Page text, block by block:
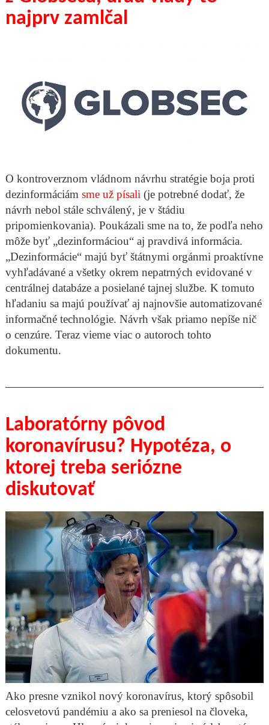
najprv zamlčal
O kontroverznom vládnom návrhu stratégie boja proti
dezinformáciám sme už písali (je potrebné dodať, že
návrh nebol stále schválený, je v štádiu
pripomienkovania). Poukázali sme na to, že podľa neho
môže byť „dezinformáciou“ aj pravdivá informácia.
„Dezinformácie“ majú byť štátnymi orgánmi proaktívne
vyhľadávané a všetky okrem nepatrných evidované v
centrálnej databáze a posielané tajnej službe. K tomuto
hľadaniu sa majú používať aj najnovšie automatizované
informačné technológie. Návrh však priamo nepíše nič
o cenzúre. Teraz vieme viac o autoroch tohto
dokumentu.
Laboratórny pôvod
koronavírusu? Hypotéza, o
ktorej treba seriózne
diskutovať
Ako presne vznikol nový koronavírus, ktorý spôsobil
celosvetovú pandémiu a ako sa preniesol na človeka,